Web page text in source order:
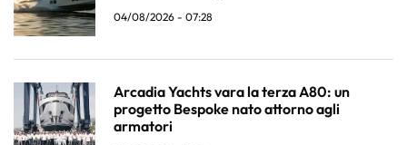
04/08/2026 - 07:28
Arcadia Yachts vara la terza A80: un
progetto Bespoke nato attorno agli
armatori